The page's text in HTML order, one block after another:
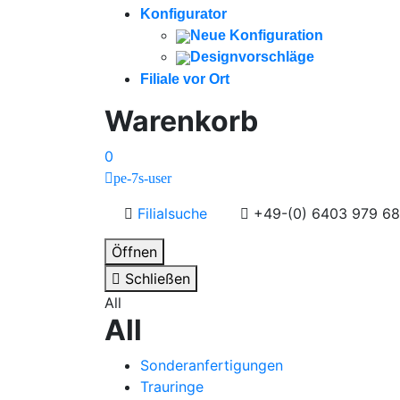
Konfigurator
Neue Konfiguration
Designvorschläge
Filiale vor Ort
Warenkorb
0
pe-7s-user
Filialsuche +49-(0) 6403 979
Öffnen
Schließen
All
All
Sonderanfertigungen
Trauringe